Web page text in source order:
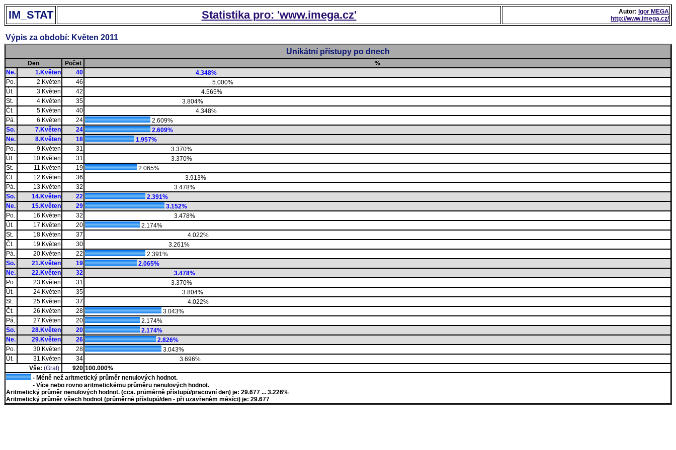
IM_STAT Statistika pro: 'www.imega.cz' Autor: Igor MEGA
http://www.imega.cz/
Výpis za období: Květen 2011
Unikátní přístupy po dnech
Den Počet
%
Ne.
1.Květen 40
4.348%
Po.
2.Květen 46
5.000%
Út.
3.Květen 42
4.565%
St.
4.Květen 35
3.804%
Čt.
5.Květen 40
4.348%
Pá.
6.Květen 24
2.609%
So.
7.Květen 24
2.609%
Ne.
8.Květen 18
1.957%
Po.
9.Květen 31
3.370%
Út.
10.Květen 31
3.370%
St.
11.Květen 19
2.065%
Čt.
12.Květen 36
3.913%
Pá.
13.Květen 32
3.478%
So.
14.Květen 22
2.391%
Ne.
15.Květen 29
3.152%
Po.
16.Květen 32
3.478%
Út.
17.Květen 20
2.174%
St.
18.Květen 37
4.022%
Čt.
19.Květen 30
3.261%
Pá.
20.Květen 22
2.391%
So.
21.Květen 19
2.065%
Ne.
22.Květen 32
3.478%
Po.
23.Květen 31
3.370%
Út.
24.Květen 35
3.804%
St.
25.Květen 37
4.022%
Čt.
26.Květen 28
3.043%
Pá.
27.Květen 20
2.174%
So.
28.Květen 20
2.174%
Ne.
29.Květen 26
2.826%
Po.
30.Květen 28
3.043%
Út.
31.Květen 34
3.696%
Vše: (Graf) 920 100.000%
- Méně než aritmetický průměr nenulových hodnot.
- Více nebo rovno aritmetickému průměru nenulových hodnot.
Aritmetický průměr nenulových hodnot. (cca. průměrně přístupů/pracovní den) je: 29.677 ... 3.226%
Aritmetický průměr všech hodnot (průměrně přístupů/den - při uzavřeném měsíci) je: 29.677